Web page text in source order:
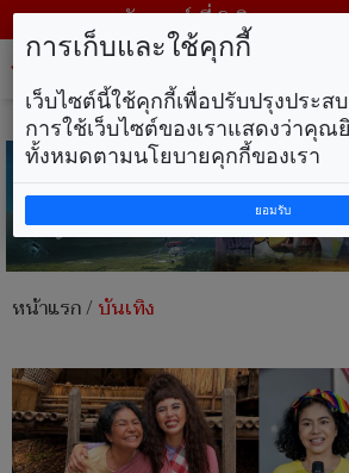
วันเสาร์ ที่ 8 สิงหาคม พ.
หน้าแรก/บันเทิง
การเก็บและใช้คุกกี้
เว็บไซต์นี้ใช้คุกกี้เพื่อปรับปรุงประ
การใช้เว็บไซต์ของเราแสดงว่าคุ
ทั้งหมดตามนโยบายคุกกี้ของเรา
ยอมรับ